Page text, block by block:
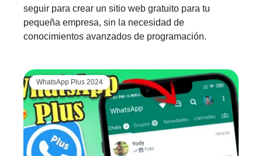
seguir para crear un sitio web gratuito para tu
pequeña empresa, sin la necesidad de
conocimientos avanzados de programación.
WhatsApp Plus 2024